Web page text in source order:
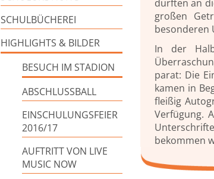
SCHULBÜCHEREI
HIGHLIGHTS & BILDER
BESUCH IM STADION
ABSCHLUSSBALL
EINSCHULUNGSFEIER
2016/17
AUFTRITT VON LIVE
MUSIC NOW
durften an
großen
besonderen
In der
parat: Die
kamen in
fleißig
Verfügung.
bekommen